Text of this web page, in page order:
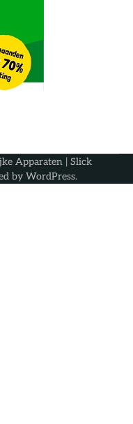
Apparaten| Slick
by WordPress.